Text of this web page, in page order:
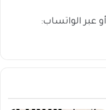
أو عبر الواتساب: